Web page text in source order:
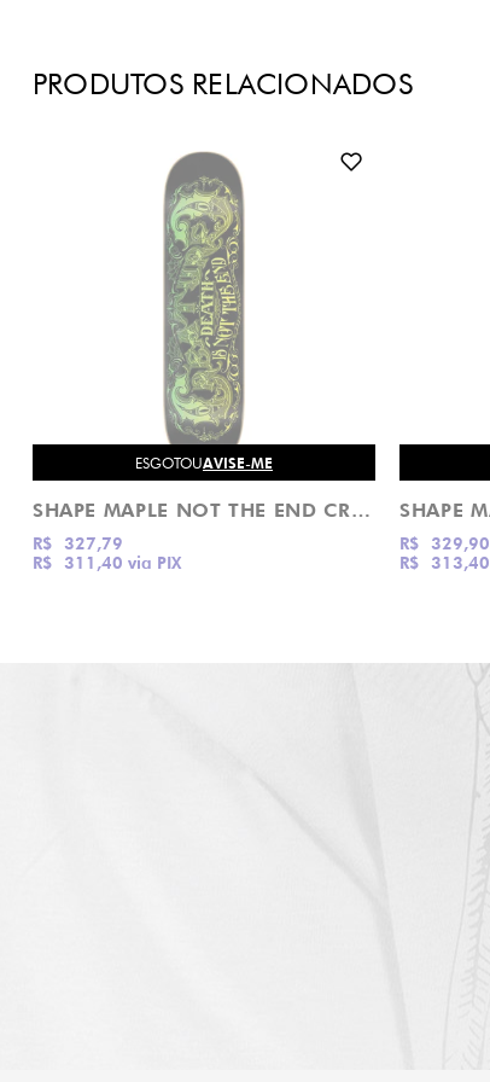
PRODUTOS RELACIONADOS
ESGOTOUAVISE-ME
SHAPE MAPLE NOT THE END CREATURE
R$ 311,40 via PIX
R$ 327,79
R$ 313,40
R$ 329,90